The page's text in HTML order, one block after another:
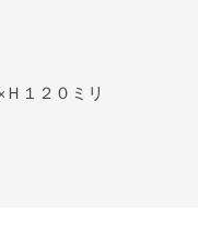
Ｈ１２０ミリ